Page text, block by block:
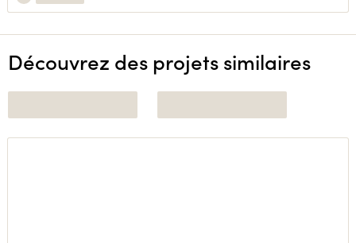
Découvrez des projets similaires